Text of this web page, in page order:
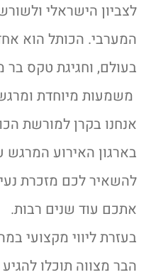
לצביון הישראלי
המערבי. הכותל הוא
בעולם, וחגיגת טקס
משמעות מיוחדת
אנחנו בקרן למורשת
בארגון האירוע המרגש
להשאיר לכם מזכרת
אתכם עוד שנים רבות.
בעזרת ליווי מקצועי
הבר מצווה תוכלו